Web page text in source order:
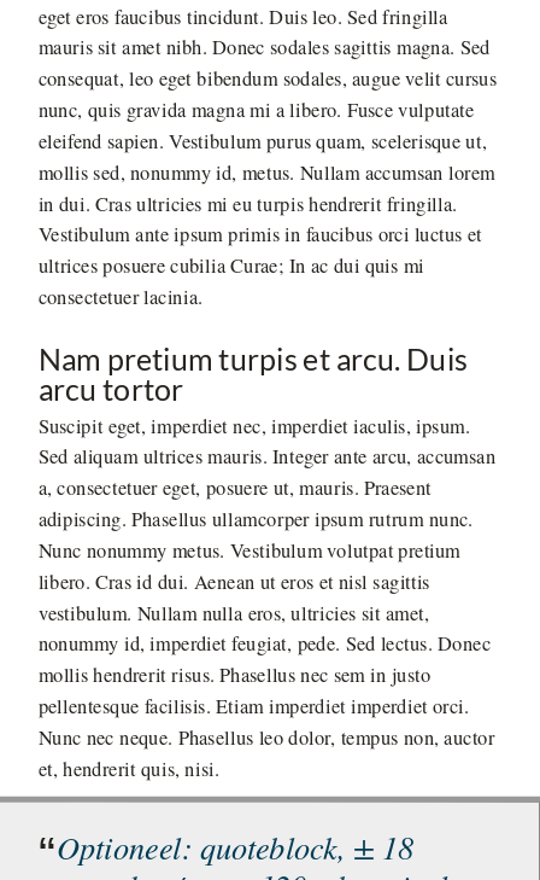
eget eros faucibus tincidunt. Duis leo. Sed fringilla
mauris sit amet nibh. Donec sodales sagittis magna. Sed
consequat, leo eget bibendum sodales, augue velit cursus
nunc, quis gravida magna mi a libero. Fusce vulputate
eleifend sapien. Vestibulum purus quam, scelerisque ut,
mollis sed, nonummy id, metus. Nullam accumsan lorem
in dui. Cras ultricies mi eu turpis hendrerit fringilla.
Vestibulum ante ipsum primis in faucibus orci luctus et
ultrices posuere cubilia Curae; In ac dui quis mi
consectetuer lacinia.
Nam pretium turpis et arcu. Duis
arcu tortor
Suscipit eget, imperdiet nec, imperdiet iaculis, ipsum.
Sed aliquam ultrices mauris. Integer ante arcu, accumsan
a, consectetuer eget, posuere ut, mauris. Praesent
adipiscing. Phasellus ullamcorper ipsum rutrum nunc.
Nunc nonummy metus. Vestibulum volutpat pretium
libero. Cras id dui. Aenean ut eros et nisl sagittis
vestibulum. Nullam nulla eros, ultricies sit amet,
nonummy id, imperdiet feugiat, pede. Sed lectus. Donec
mollis hendrerit risus. Phasellus nec sem in justo
pellentesque facilisis. Etiam imperdiet imperdiet orci.
Nunc nec neque. Phasellus leo dolor, tempus non, auctor
et, hendrerit quis, nisi.
Optioneel: quoteblock, ± 18